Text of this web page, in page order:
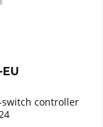
EU
switch controller